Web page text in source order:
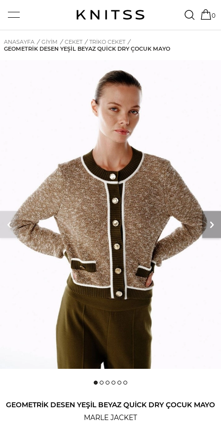
0
ANASAYFA / GİYİM / CEKET / TRIKO CEKET /
GEOMETRIK DESEN YEŞIL BEYAZ QUICK DRY ÇOCUK MAYO
GEOMETRIK DESEN YEŞIL BEYAZ QUICK DRY ÇOCUK MAYO
MARLE JACKET